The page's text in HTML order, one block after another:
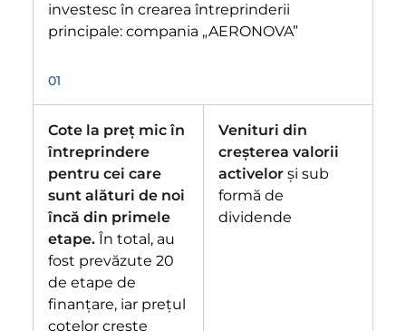
investesc în crearea întreprinderii
principale: compania „AERONOVA”
01
Cote la preț mic în
întreprindere
pentru cei care
sunt alături de noi
încă din primele
etape. În total, au
fost prevăzute 20
de etape de
finanțare, iar prețul
cotelor crește
Venituri din
creșterea valorii
activelor și sub
formă de
dividende